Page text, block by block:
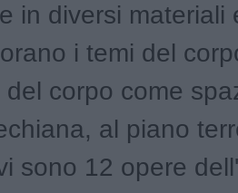
in diversi materiali
i temi del
corpo come
al piano
sono 12 opere